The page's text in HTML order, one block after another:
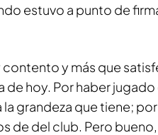
estuvo a punto de
y más que
de hoy. Por haber jugado
grandeza que tiene;
de del club. Pero